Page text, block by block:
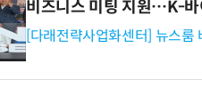
비즈니스 미팅 지원…K-바
[다래전략사업화센터] 뉴스룸